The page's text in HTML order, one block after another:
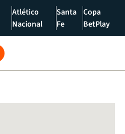
Atlético
Nacional
Santa
Fe
Copa
BetPlay